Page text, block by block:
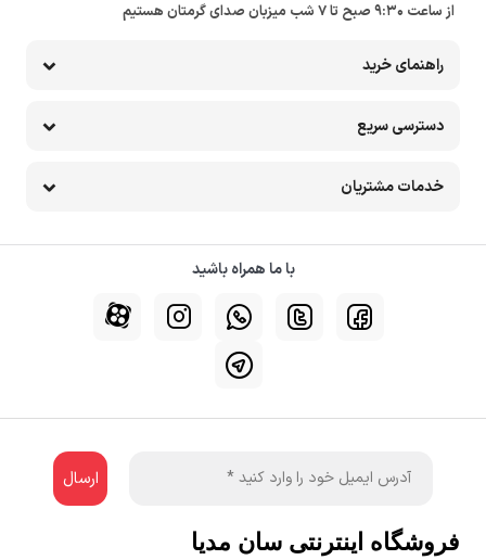
از ساعت 9:30 صبح تا 7 شب میزبان صدای گرمتان هستیم
راهنمای خرید
دسترسی سریع
خدمات مشتریان
با ما همراه باشید
فروشگاه اینترنتی سان مدیا